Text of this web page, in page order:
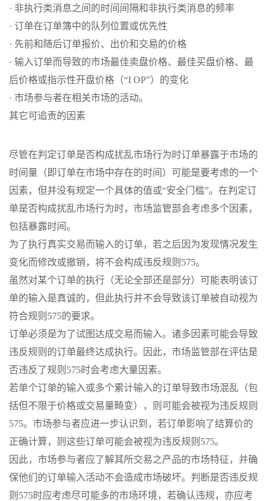
· 非执行类消息之间的时间间隔和非执行类消息的频率
· 订单在订单簿中的队列位置或优先性
· 先前和随后订单报价、出价和交易的价格
· 输入订单而导致的市场最佳卖盘价格、最佳买盘价格、最
后价格或指示性开盘价格（“I OP”）的变化
· 市场参与者在相关市场的活动。
其它可追责的因素
尽管在判定订单是否构成扰乱市场行为时订单暴露于市场的
时间量（即订单在市场中存在的时间）可能是要考虑的一个
因素，但并没有规定一个具体的值或“安全门槛”。在判定订
单是否构成扰乱市场行为时，市场监管部会考虑多个因素，
包括暴露时间。
为了执行真实交易而输入的订单，若之后因为发现情况发生
变化而修改或撤销，将不会构成违反规则575。
虽然对某个订单的执行（无论全部还是部分）可能表明该订
单的输入是真诚的，但此执行并不会导致该订单被自动视为
符合规则575的要求。
订单必须是为了试图达成交易而输入。诸多因素可能会导致
违反规则的订单最终达成执行。因此，市场监管部在评估是
否违反了规则575时会考虑大量因素。
若单个订单的输入或多个累计输入的订单导致市场混乱（包
括但不限于价格或交易量畸变），则可能会被视为违反规则
575。市场参与者应进一步认识到，若订单影响了结算价的
正确计算，则这些订单可能会被视为违反规则575。
因此，市场参与者应了解其所交易之产品的市场特征，并确
保他们的订单输入活动不会造成市场破坏。判断是否违反规
则575时应考虑尽可能多的市场环境，若确认违规，亦应考